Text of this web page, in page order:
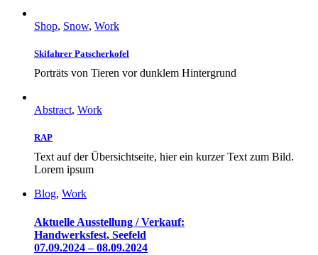
Shop, Snow, Work
Skifahrer Patscherkofel
Porträts von Tieren vor dunklem Hintergrund
Abstract, Work
RAP
Text auf der Übersichtseite, hier ein kurzer Text zum Bild.
Lorem ipsum
Blog, Work
Aktuelle Ausstellung / Verkauf:
Handwerksfest, Seefeld
07.09.2024 – 08.09.2024